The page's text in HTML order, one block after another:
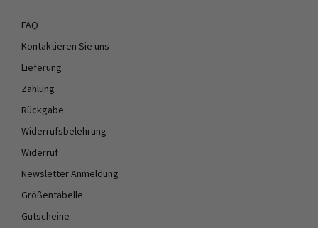
FAQ
Kontaktieren Sie uns
Lieferung
Zahlung
Rückgabe
Widerrufsbelehrung
Widerruf
Newsletter Anmeldung
Größentabelle
Gutscheine